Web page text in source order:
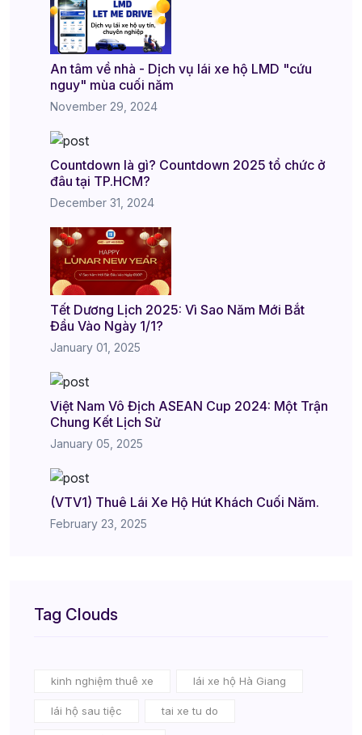
An tâm về nhà - Dịch vụ lái xe hộ LMD "cứu
nguy" mùa cuối năm
November 29, 2024
Countdown là gì? Countdown 2025 tổ chức ở
đâu tại TP.HCM?
December 31, 2024
Tết Dương Lịch 2025: Vì Sao Năm Mới Bắt
Đầu Vào Ngày 1/1?
January 01, 2025
Việt Nam Vô Địch ASEAN Cup 2024: Một Trận
Chung Kết Lịch Sử
January 05, 2025
(VTV1) Thuê Lái Xe Hộ Hút Khách Cuối Năm.
February 23, 2025
Tag Clouds
kinh nghiệm thuê xe lái xe hộ Hà Giang
lái hộ sau tiệc tai xe tu do